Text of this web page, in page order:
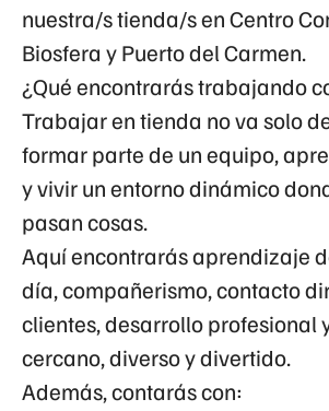
nuestra/s tienda/s en Centro
Biosfera y Puerto del Carmen.
¿Qué encontrarás trabajando
Trabajar en tienda no va solo
formar parte de un equipo,
y vivir un entorno dinámico
pasan cosas.
Aquí encontrarás aprendizaje
día, compañerismo, contacto
clientes, desarrollo profesional
cercano, diverso y divertido.
Además, contarás con: